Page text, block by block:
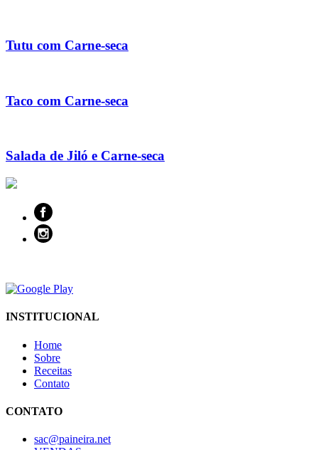
Tutu com Carne-seca
Taco com Carne-seca
Salada de Jiló e Carne-seca
INSTITUCIONAL
Home
Sobre
Receitas
Contato
CONTATO
sac@paineira.net